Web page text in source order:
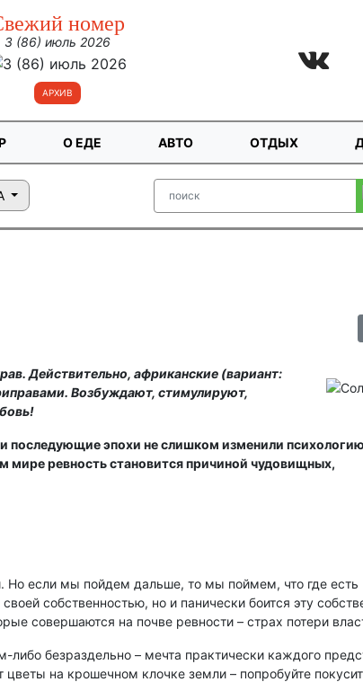
номер
3 (86) июль 2026
АРХИВ
О ЕДЕ АВТО ОТДЫХ
Действительно, африканские (вариант:
Возбуждают, стимулируют,
последующие эпохи не слишком изменили психологию
мире ревность становится причиной чудовищных,
Но если мы пойдем дальше, то мы поймем, что где есть
собственностью, но и панически боится эту
совершаются на почве ревности – страх потери
безраздельно – мечта практически каждого
на крошечном клочке земли – попробуйте